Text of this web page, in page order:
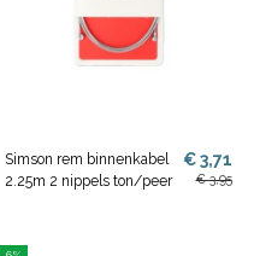
Simson rem binnenkabel
2.25m 2 nippels ton/peer
€ 3,71
€ 3,95